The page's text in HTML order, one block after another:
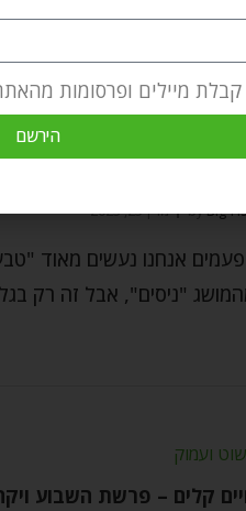
byBig מרץ 25, 2023
אנחנו נעשים מאוד
"ניסים", אבל זה רק
ועמוק
קלים – פרשת השבוע
מיילים ופרסומות
הירשם